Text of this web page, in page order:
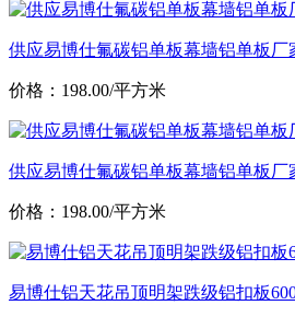
供应易博仕氟碳铝单板幕墙铝单板厂
价格：198.00/平方米
供应易博仕氟碳铝单板幕墙铝单板厂
价格：198.00/平方米
易博仕铝天花吊顶明架跌级铝扣板